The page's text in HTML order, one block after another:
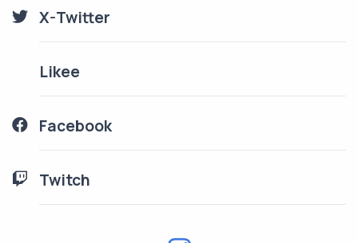
X-Twitter
Likee
Facebook
Twitch